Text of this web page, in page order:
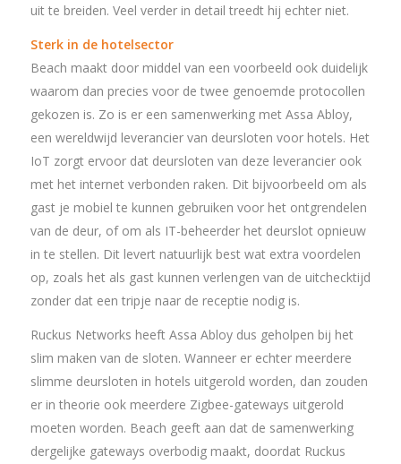
uit te breiden. Veel verder in detail treedt hij echter niet.
Sterk in de hotelsector
Beach maakt door middel van een voorbeeld ook duidelijk
waarom dan precies voor de twee genoemde protocollen
gekozen is. Zo is er een samenwerking met Assa Abloy,
een wereldwijd leverancier van deursloten voor hotels. Het
IoT zorgt ervoor dat deursloten van deze leverancier ook
met het internet verbonden raken. Dit bijvoorbeeld om als
gast je mobiel te kunnen gebruiken voor het ontgrendelen
van de deur, of om als IT-beheerder het deurslot opnieuw
in te stellen. Dit levert natuurlijk best wat extra voordelen
op, zoals het als gast kunnen verlengen van de uitchecktijd
zonder dat een tripje naar de receptie nodig is.
Ruckus Networks heeft Assa Abloy dus geholpen bij het
slim maken van de sloten. Wanneer er echter meerdere
slimme deursloten in hotels uitgerold worden, dan zouden
er in theorie ook meerdere Zigbee-gateways uitgerold
moeten worden. Beach geeft aan dat de samenwerking
dergelijke gateways overbodig maakt, doordat Ruckus